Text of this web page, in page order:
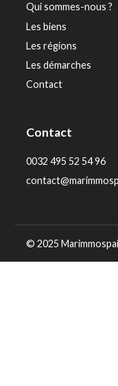
Qui sommes-nous ?
Les biens
Les régions
Les démarches
Contact
Contact
0032 495 52 54 96
© 2025